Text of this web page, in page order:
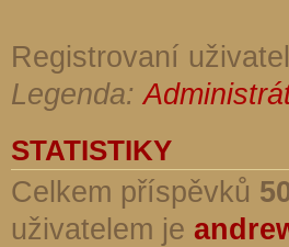
Registrovaní
Legenda:
STATISTIKY
Celkem příspěvků
uživatelem je